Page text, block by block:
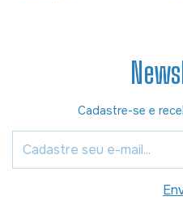
Cadastre-se e